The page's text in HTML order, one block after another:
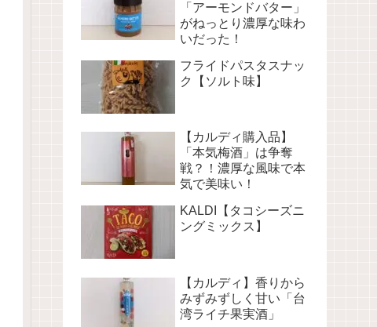
「アーモンドバター」
がねっとり濃厚な味わ
いだった！
フライドパスタスナッ
ク【ソルト味】
【カルディ購入品】
「本気梅酒」は争奪
戦？！濃厚な風味で本
気で美味い！
KALDI【タコシーズニ
ングミックス】
【カルディ】香りから
みずみずしく甘い「台
湾ライチ果実酒」